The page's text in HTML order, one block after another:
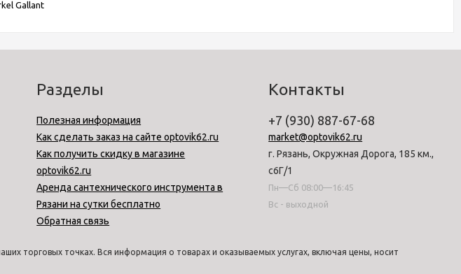
Gallant
Разделы
Полезная информация
Как сделать заказ на сайте optovik62.ru
Как получить скидку в магазине
optovik62.ru
Аренда сантехнического инструмента в
Рязани на сутки бесплатно
Обратная связь
Контакты
+7 (930) 887-67-68
market@optovik62.ru
г. Рязань, Окружная Дорога, 185 км.,
с6Г/1
Пн—Сб 08:00—16:45
Вс - выходной
торговых точках. Вся информация о товарах и оказываемых услугах, включая цены, носит